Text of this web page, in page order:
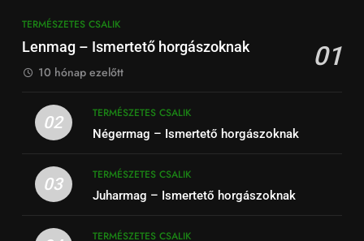
TERMÉSZETES CSALIK
Lenmag – Ismertető horgászoknak 01
10 hónap ezelőtt
02
TERMÉSZETES CSALIK
Négermag – Ismertető horgászoknak
03
TERMÉSZETES CSALIK
Juharmag – Ismertető horgászoknak
TERMÉSZETES CSALIK